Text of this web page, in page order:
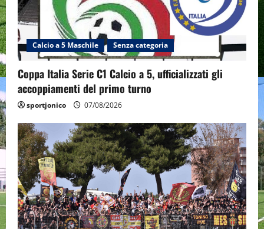
Calcio a 5 Maschile Senza categoria
Coppa Italia Serie C1 Calcio a 5, ufficializzati gli
accoppiamenti del primo turno
sportjonico 07/08/2026